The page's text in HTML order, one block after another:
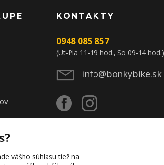
KONTAKTY
0948 085 857
(Ut-Pia 11-19 hod., So 09-14 hod.)
info@bonkybike.sk
vášho súhlasu tiež na